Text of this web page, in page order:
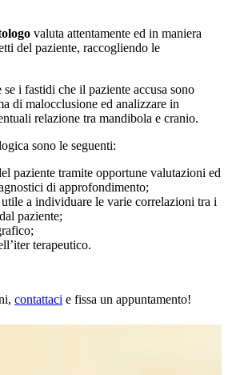
valuta attentamente ed in maniera
del paziente, raccogliendo le
i fastidi che il paziente accusa sono
di malocclusione ed analizzare in
relazione tra mandibola e cranio.
sono le seguenti:
paziente tramite opportune valutazioni ed
di approfondimento;
a individuare le varie correlazioni tra i
paziente;
terapeutico.
contattaci e fissa un appuntamento!